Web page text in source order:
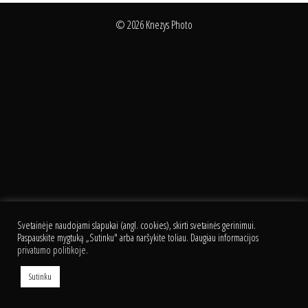
© 2026 Knezys Photo
Svetainėje naudojami slapukai (angl. cookies), skirti svetainės gerinimui.
Paspauskite mygtuką „Sutinku" arba naršykite toliau. Daugiau informacijos
privatumo politikoje.
Sutinku